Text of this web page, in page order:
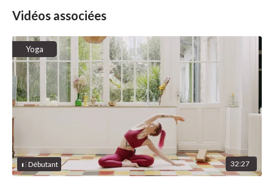
Vidéos associées
Débutant
Yoga
32:27